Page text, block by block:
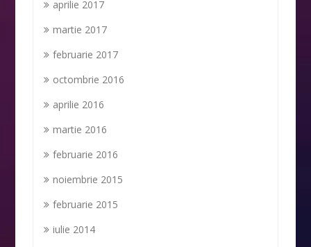
aprilie 2017
martie 2017
februarie 2017
octombrie 2016
aprilie 2016
martie 2016
februarie 2016
noiembrie 2015
februarie 2015
iulie 2014